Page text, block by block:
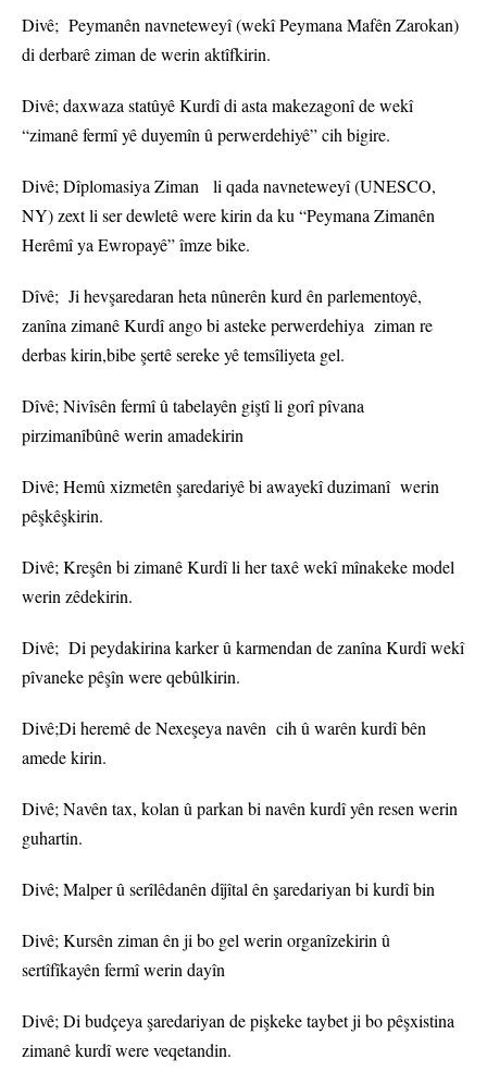
Divê; Peymanên navneteweyî (wekî Peymana Mafên Zarokan)
di derbarê ziman de werin aktîfkirin.
Divê; daxwaza statûyê Kurdî di asta makezagonî de wekî
“zimanê fermî yê duyemîn û perwerdehiyê” cih bigire.
Divê; Dîplomasiya Ziman li qada navneteweyî (UNESCO,
NY) zext li ser dewletê were kirin da ku “Peymana Zimanên
Herêmî ya Ewropayê” îmze bike.
Dîvê; Ji hevşaredaran heta nûnerên kurd ên parlementoyê,
zanîna zimanê Kurdî ango bi asteke perwerdehiya ziman re
derbas kirin,bibe şertê sereke yê temsîliyeta gel.
Dîvê; Nivîsên fermî û tabelayên giştî li gorî pîvana
pirzimanîbûnê werin amadekirin
Divê; Hemû xizmetên şaredariyê bi awayekî duzimanî werin
pêşkêşkirin.
Divê; Kreşên bi zimanê Kurdî li her taxê wekî mînakeke model
werin zêdekirin.
Divê; Di peydakirina karker û karmendan de zanîna Kurdî wekî
pîvaneke pêşîn were qebûlkirin.
Divê;Di heremê de Nexeşeya navên cih û warên kurdî bên
amede kirin.
Divê; Navên tax, kolan û parkan bi navên kurdî yên resen werin
guhartin.
Divê; Malper û serîlêdanên dîjîtal ên şaredariyan bi kurdî bin
Divê; Kursên ziman ên ji bo gel werin organîzekirin û
sertîfîkayên fermî werin dayîn
Divê; Di budçeya şaredariyan de pişkeke taybet ji bo pêşxistina
zimanê kurdî were veqetandin.